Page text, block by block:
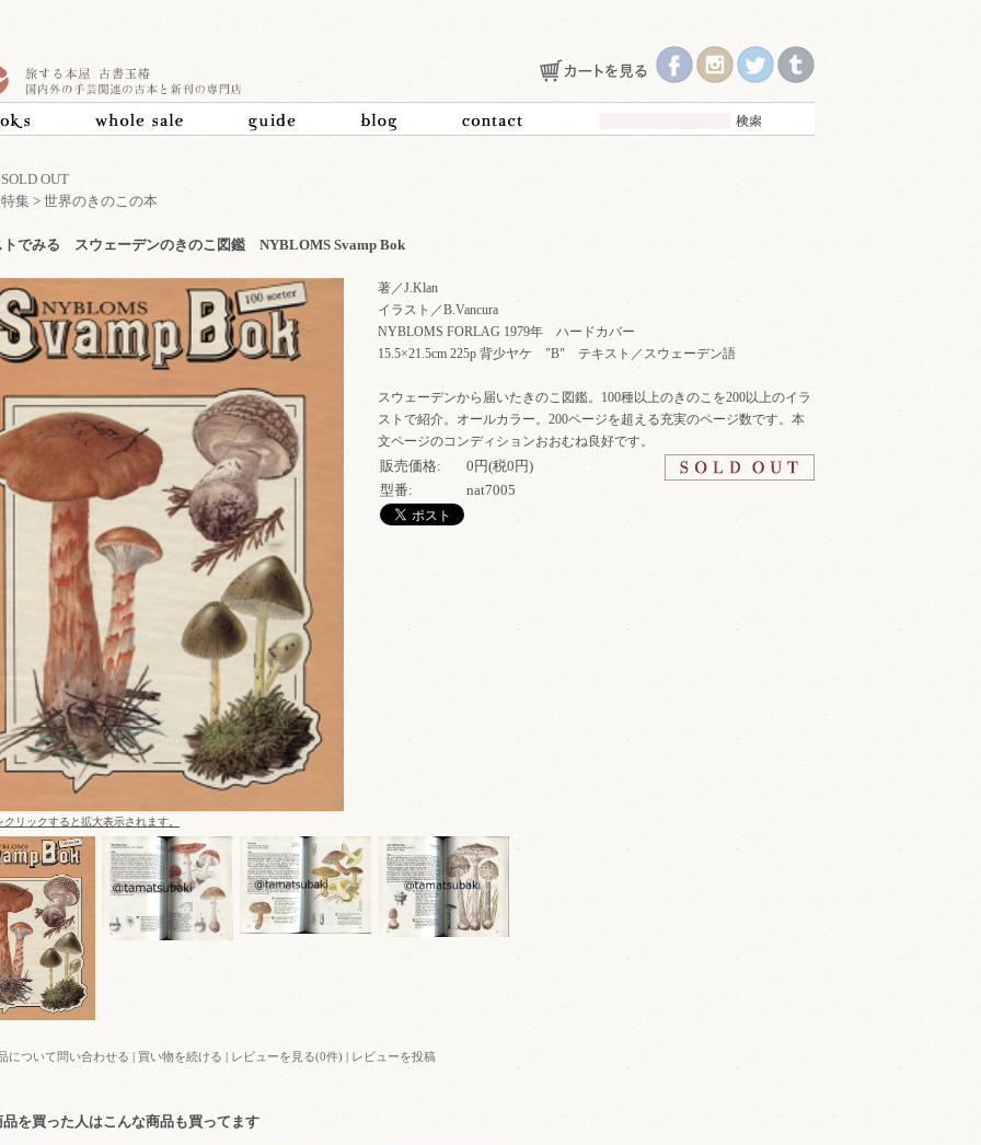
SOLD OUT
特集 > 世界のきのこの本
トでみる スウェーデンのきのこ図鑑 NYBLOMS Svamp Bok
著／J.Klan
イラスト／B.Vancura
NYBLOMS FORLAG 1979年 ハードカバー
15.5×21.5cm 225p 背少ヤケ "B" テキスト／スウェーデン語
スウェーデンから届いたきのこ図鑑。100種以上のきのこを200以上のイラ
ストで紹介。オールカラー。200ページを超える充実のページ数です。本
文ページのコンディションおおむね良好です。
販売価格:
0円(税0円)
型番:
nat7005
リックすると拡大表示されます。
について問い合わせる | 買い物を続ける | レビューを見る(0件) | レビューを投稿
品を買った人はこんな商品も買ってます